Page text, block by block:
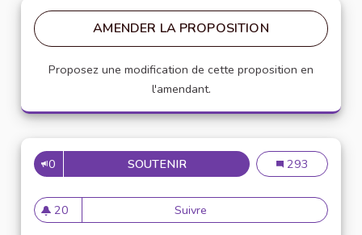
AMENDER LA PROPOSITION
Proposez une modification de cette proposition en
l'amendant.
0 SOUTENIRMISE EN PLACE DEMise en place
293
20
20 abonnés
Suivre Mise en place de référents